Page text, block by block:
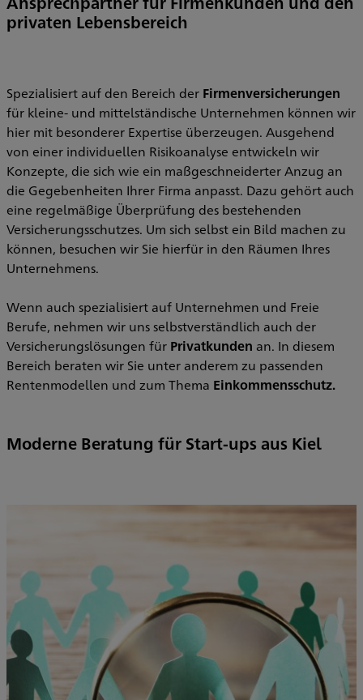
privaten Lebensbereich
Spezialisiert auf den Bereich der Firmenversicherungen
für kleine- und mittelständische Unternehmen können wir
hier mit besonderer Expertise überzeugen. Ausgehend
von einer individuellen Risikoanalyse entwickeln wir
Konzepte, die sich wie ein maßgeschneiderter Anzug an
die Gegebenheiten Ihrer Firma anpasst. Dazu gehört auch
eine regelmäßige Überprüfung des bestehenden
Versicherungsschutzes. Um sich selbst ein Bild machen zu
können, besuchen wir Sie hierfür in den Räumen Ihres
Unternehmens.
Wenn auch spezialisiert auf Unternehmen und Freie
Berufe, nehmen wir uns selbstverständlich auch der
Versicherungslösungen für Privatkunden an. In diesem
Bereich beraten wir Sie unter anderem zu passenden
Rentenmodellen und zum Thema Einkommensschutz.
Moderne Beratung für Start-ups aus Kiel